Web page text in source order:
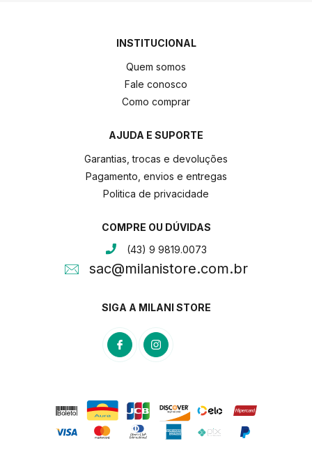
INSTITUCIONAL
Quem somos
Fale conosco
Como comprar
AJUDA E SUPORTE
Garantias, trocas e devoluções
Pagamento, envios e entregas
Politica de privacidade
COMPRE OU DÚVIDAS
(43) 9 9819.0073
sac@milanistore.com.br
SIGA A MILANI STORE